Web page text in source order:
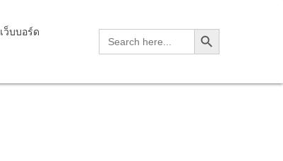
เว็บบอร์ด
Search
for:
Search Button